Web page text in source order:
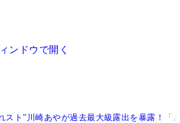
ンドウで開く
スト”川崎あやが過去最大級露出を暴露！